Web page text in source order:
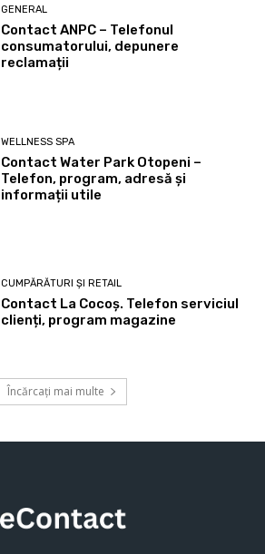
GENERAL
Contact ANPC – Telefonul
consumatorului, depunere
reclamații
WELLNESS SPA
Contact Water Park Otopeni –
Telefon, program, adresă și
informații utile
CUMPĂRĂTURI ȘI RETAIL
Contact La Cocoș. Telefon serviciul
clienți, program magazine
Încărcați mai multe